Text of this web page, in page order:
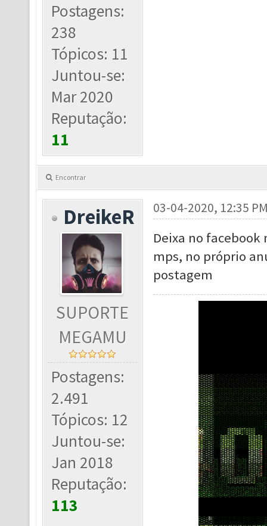
Postagens:
238
Tópicos: 11
Juntou-se:
Mar 2020
Reputação:
11
Encontrar
DreikeR
SUPORTE
MEGAMU
Postagens:
2.491
Tópicos: 12
Juntou-se:
Jan 2018
Reputação:
113
03-04-2020, 12:35
Deixa no
mps, no próprio
postagem